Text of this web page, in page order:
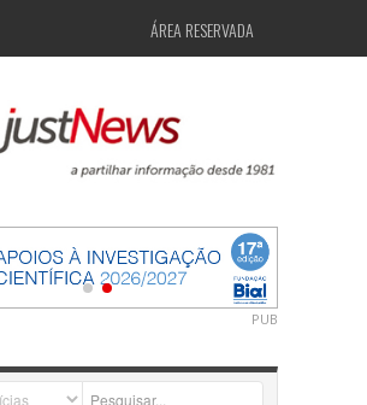
ÁREA RESERVADA
PUB